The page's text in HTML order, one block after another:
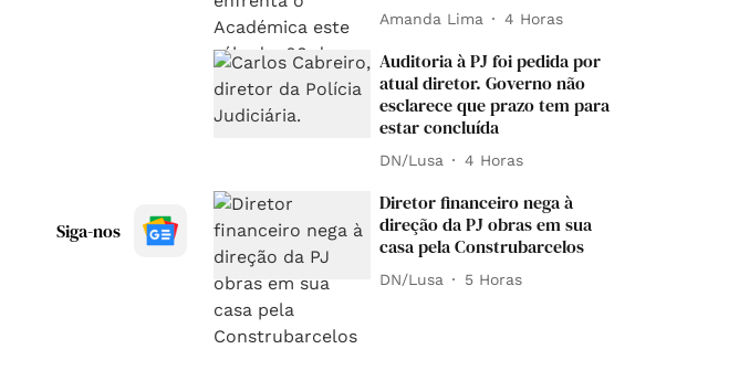
Siga-nos
Amanda Lima 4 Horas
Auditoria à PJ foi pedida por
atual diretor. Governo não
esclarece que prazo tem para
estar concluída
DN/Lusa 4 Horas
Diretor financeiro nega à
direção da PJ obras em sua
casa pela Construbarcelos
DN/Lusa 5 Horas